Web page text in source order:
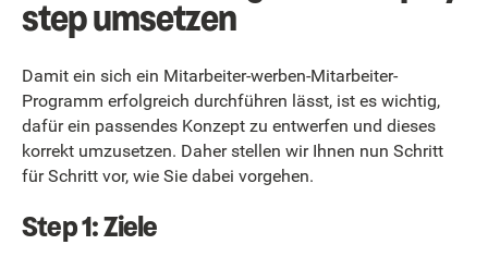
step umsetzen
Damit ein sich ein Mitarbeiter-werben-Mitarbeiter-
Programm erfolgreich durchführen lässt, ist es wichtig,
dafür ein passendes Konzept zu entwerfen und dieses
korrekt umzusetzen. Daher stellen wir Ihnen nun Schritt
für Schritt vor, wie Sie dabei vorgehen.
Step 1: Ziele